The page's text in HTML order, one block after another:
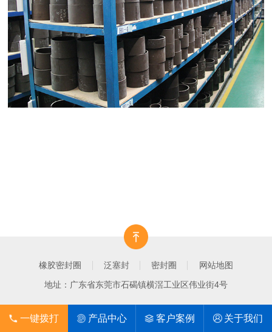
橡胶密封圈 泛塞封 密封圈 网站地图
地址：广东省东莞市石碣镇横滘工业区伟业街4号
一键拨打 产品中心 客户案例 关于我们